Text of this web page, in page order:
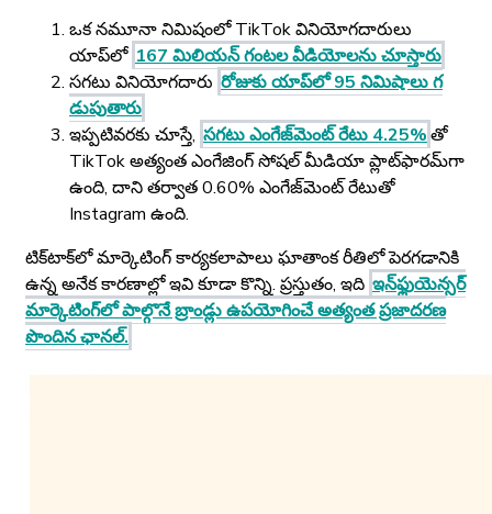
ఒక నమూనా నిమిషంలో TikTok వినియోగదారులు
యాప్‌లో 167 మిలియన్ గంటల వీడియోలను చూస్తారు
సగటు వినియోగదారు రోజుకు యాప్‌లో 95 నిమిషాలు గ
డుపుతారు
ఇప్పటివరకు చూస్తే, సగటు ఎంగేజ్‌మెంట్ రేటు 4.25%తో
TikTok అత్యంత ఎంగేజింగ్ సోషల్ మీడియా ప్లాట్‌ఫారమ్‌గా
ఉంది, దాని తర్వాత 0.60% ఎంగేజ్‌మెంట్ రేటుతో
Instagram ఉంది.
టిక్‌టాక్‌లో మార్కెటింగ్ కార్యకలాపాలు ఘాతాంక రీతిలో పెరగడానికి
ఉన్న అనేక కారణాల్లో ఇవి కూడా కొన్ని. ప్రస్తుతం, ఇది ఇన్‌ఫ్లుయెన్సర్
మార్కెటింగ్‌లో పాల్గొనే బ్రాండ్లు ఉపయోగించే అత్యంత ప్రజాదరణ
పొందిన ఛానల్.